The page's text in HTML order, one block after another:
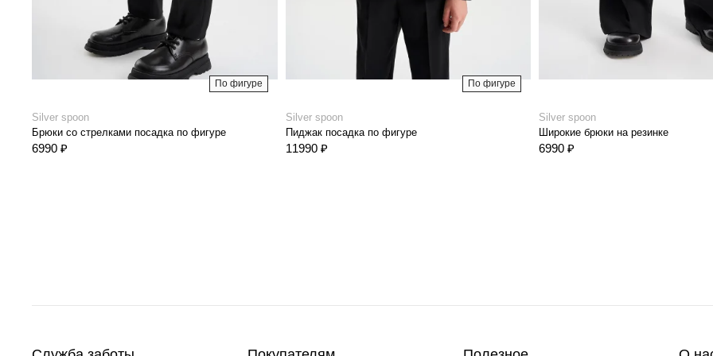
По фигуре
Silver spoon
Брюки со стрелками посадка по фигуре
6990 ₽
По фигуре
Silver spoon
Пиджак посадка по фигуре
11990 ₽
Silver spoon
Широкие брюки на резинке
6990 ₽